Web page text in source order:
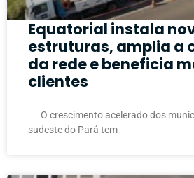
Equatorial instala
estruturas, amplia a
da rede e beneficia
clientes
O crescimento acelerado dos
sudeste do Pará tem